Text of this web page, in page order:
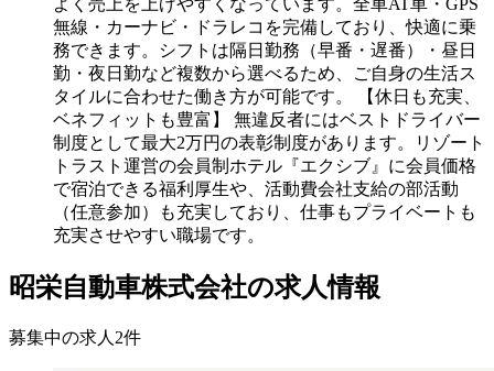
よく売上を上げやすくなっています。全車AT車・GPS
無線・カーナビ・ドラレコを完備しており、快適に乗
務できます。シフトは隔日勤務（早番・遅番）・昼日
勤・夜日勤など複数から選べるため、ご自身の生活ス
タイルに合わせた働き方が可能です。 【休日も充実、
ベネフィットも豊富】 無違反者にはベストドライバー
制度として最大2万円の表彰制度があります。リゾート
トラスト運営の会員制ホテル『エクシブ』に会員価格
で宿泊できる福利厚生や、活動費会社支給の部活動
（任意参加）も充実しており、仕事もプライベートも
充実させやすい職場です。
昭栄自動車株式会社の求人情報
募集中の求人 2件